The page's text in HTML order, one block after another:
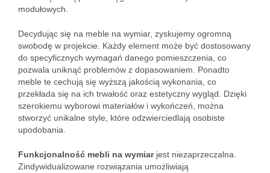
modułowych.
Decydując się na meble na wymiar, zyskujemy ogromną
swobodę w projekcie. Każdy element może być dostosowany
do specyficznych wymagań danego pomieszczenia, co
pozwala uniknąć problemów z dopasowaniem. Ponadto
meble te cechują się wyższą jakością wykonania, co
przekłada się na ich trwałość oraz estetyczny wygląd. Dzięki
szerokiemu wyborowi materiałów i wykończeń, można
stworzyć unikalne style, które odzwierciedlają osobiste
upodobania.
Funkcjonalność mebli na wymiarjest niezaprzeczalna.
Zindywidualizowane rozwiązania umożliwiają